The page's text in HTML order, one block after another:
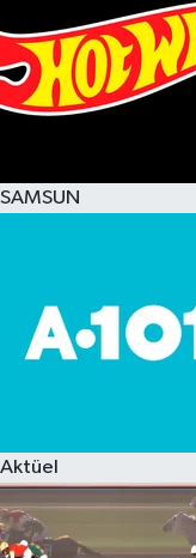
SAMSUN
Aktüel